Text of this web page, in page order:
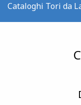
Cataloghi Tori da